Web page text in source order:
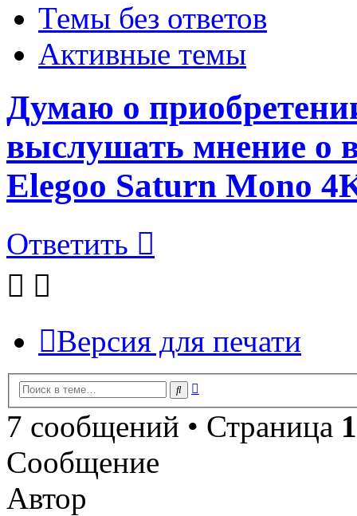
Темы без ответов
Активные темы
Думаю о
выслушать мнение о
Elegoo Saturn Mono
Ответить
Версия для печати
Поиск
7 сообщений • Страница 1
Сообщение
Автор